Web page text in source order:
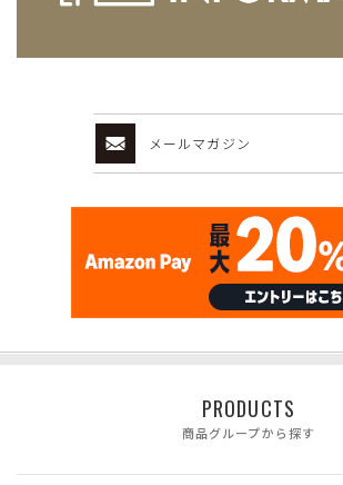
メールマガジン
PRODUCTS
商品グループから探す